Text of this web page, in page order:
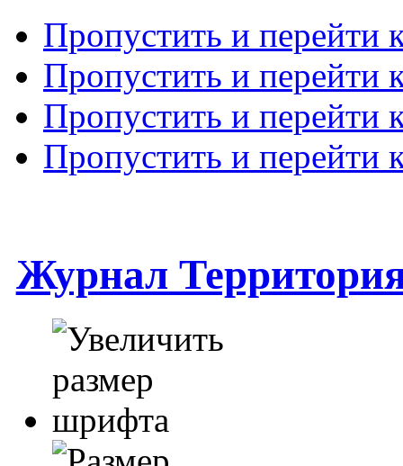
Пропустить и перейти
Пропустить и перейти
Пропустить и перейти
Пропустить и перейти
Журнал